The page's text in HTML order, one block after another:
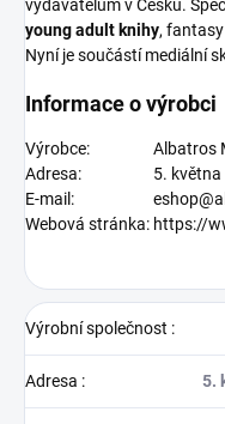
vydavatelům v Česku.
young adult knihy,
Nyní jesoučástí mediální
Informace o výrobci
Výrobce:
Albatros
Adresa:
5.
E-mail:
Webová stránka: https://
Výrobní společnost :
Adresa : 5.